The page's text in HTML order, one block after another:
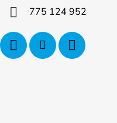
775 124 952